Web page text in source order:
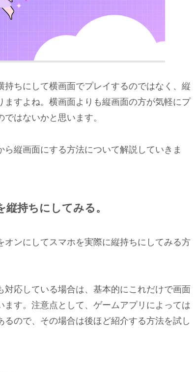
ちにして横画面でプレイするのではなく、縦
すよね。横画面よりも縦画面の方が気軽にプ
はないかと思います。
縦画面にする方法について解説していきま
持ちにしてみる。
オンにしてスマホを実際に縦持ちにしてみる方
応している場合は、基本的にこれだけで画面
す。注意点として、ゲームアプリによっては
ので、その場合は後ほど紹介する方法を試し